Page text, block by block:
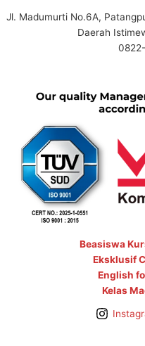
Jl. Madumurti No.6A,
Daerah
Beasiswa
Eksklusif
English
Kelas